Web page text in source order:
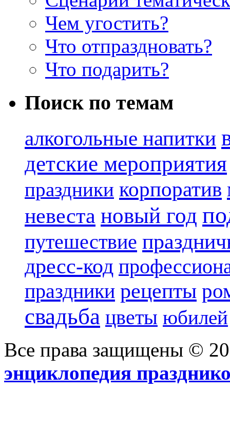
Чем угостить?
Что отпраздновать?
Что подарить?
Поиск по темам
алкогольные напитки
детские мероприятия
праздники корпоратив
невеста новый год
путешествие
дресс-код
праздники рецепты
свадьба цветы юбилей
Все права защищены ©
энциклопедия